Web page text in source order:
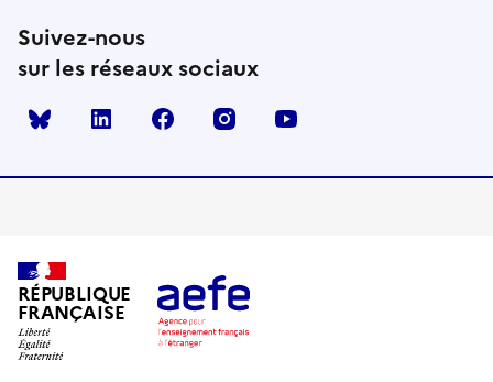
Suivez-nous
sur les réseaux sociaux
Bluesky linkedin facebook instagram
RÉPUBLIQUE
FRANÇAISE